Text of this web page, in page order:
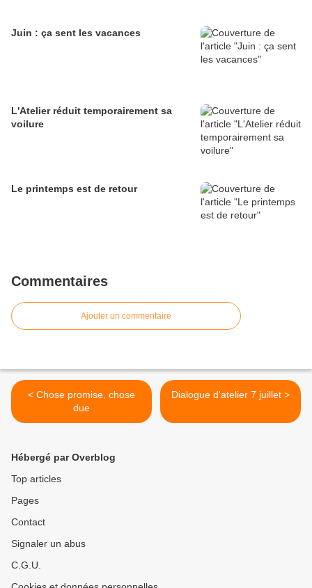
Juin : ça sent les vacances
L'Atelier réduit temporairement sa
voilure
Le printemps est de retour
Commentaires
Ajouter un commentaire
< Chose promise, chose
due
Dialogue d'atelier 7 juillet >
Hébergé par Overblog
Top articles
Pages
Contact
Signaler un abus
C.G.U.